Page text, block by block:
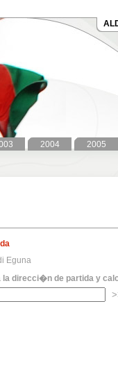
2005
2004
Eguna
la direcci�n de partida y